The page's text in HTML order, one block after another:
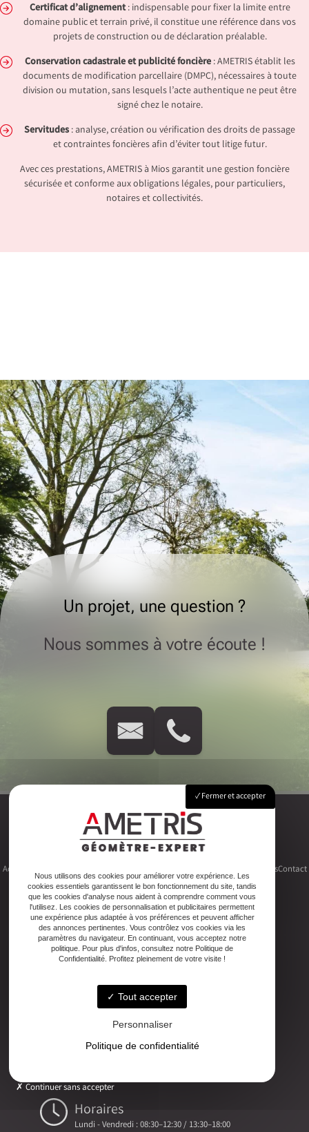
Certificat d’alignement: indispensable pour fixer la limite entre
domaine public et terrain privé, il constitue une référence dans vos
projets de construction ou de déclaration préalable.
Conservation cadastrale et publicité foncière: AMETRIS établit les
documents de modification parcellaire (DMPC), nécessaires à toute
division ou mutation, sans lesquels l’acte authentique ne peut être
signé chez le notaire.
Servitudes : analyse, création ou vérification des droits de passage
et contraintes foncières afin d’éviter tout litige futur.
Avec ces prestations, AMETRIS à Mios garantit une gestion foncière
sécurisée et conforme aux obligations légales, pour particuliers,
notaires et collectivités.
Un projet, une question ?
Nous sommes à votre écoute !
Accueil Le cabinet Foncier Urbanisme Copropriété Topographie Autres activitésContact
Adresse
2ter Cour Xavier Moreau, 33720 Podensac
Téléphone
05 56 27 26 08
Email
Horaires
Lundi - Vendredi : 08:30–12:30 / 13:30–18:00
Fermer et accepter
Nous utilisons des cookies pour améliorer votre expérience. Les
cookies essentiels garantissent le bon fonctionnement du site, tandis
que les cookies d'analyse nous aident à comprendre comment vous
l'utilisez. Les cookies de personnalisation et publicitaires permettent
une expérience plus adaptée à vos préférences et peuvent afficher
des annonces pertinentes. Vous contrôlez vos cookies via les
paramètres du navigateur. En continuant, vous acceptez notre
politique. Pour plus d'infos, consultez notre Politique de
Confidentialité. Profitez pleinement de votre visite !
Tout accepter
Personnaliser
Politique de confidentialité
Continuer sans accepter